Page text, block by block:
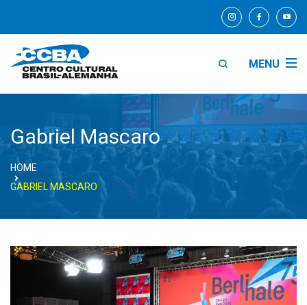
MENU
Gabriel Mascaro
HOME
GABRIEL MASCARO